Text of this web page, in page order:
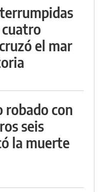
el mar
robado con
seis
la muerte